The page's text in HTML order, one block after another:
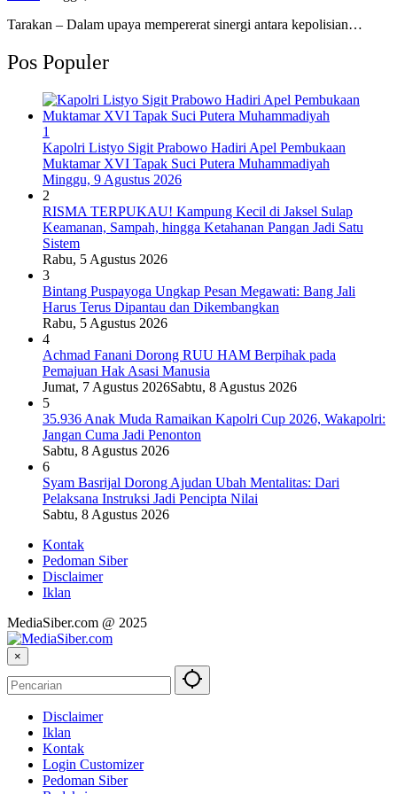
Tarakan – Dalam upaya mempererat sinergi antara kepolisian…
Pos Populer
1
Kapolri Listyo Sigit Prabowo Hadiri Apel Pembukaan
Muktamar XVI Tapak Suci Putera Muhammadiyah
Minggu, 9 Agustus 2026
2
RISMA TERPUKAU! Kampung Kecil di Jaksel Sulap
Keamanan, Sampah, hingga Ketahanan Pangan Jadi Satu
Sistem
Rabu, 5 Agustus 2026
3
Bintang Puspayoga Ungkap Pesan Megawati: Bang Jali
Harus Terus Dipantau dan Dikembangkan
Rabu, 5 Agustus 2026
4
Achmad Fanani Dorong RUU HAM Berpihak pada
Pemajuan Hak Asasi Manusia
Jumat, 7 Agustus 2026Sabtu, 8 Agustus 2026
5
35.936 Anak Muda Ramaikan Kapolri Cup 2026, Wakapolri:
Jangan Cuma Jadi Penonton
Sabtu, 8 Agustus 2026
6
Syam Basrijal Dorong Ajudan Ubah Mentalitas: Dari
Pelaksana Instruksi Jadi Pencipta Nilai
Sabtu, 8 Agustus 2026
Kontak
Pedoman Siber
Disclaimer
Iklan
MediaSiber.com @ 2025
×
Disclaimer
Iklan
Kontak
Login Customizer
Pedoman Siber